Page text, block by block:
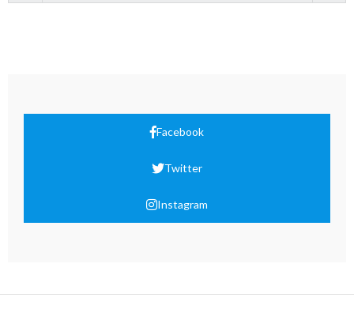
Facebook
Twitter
Instagram